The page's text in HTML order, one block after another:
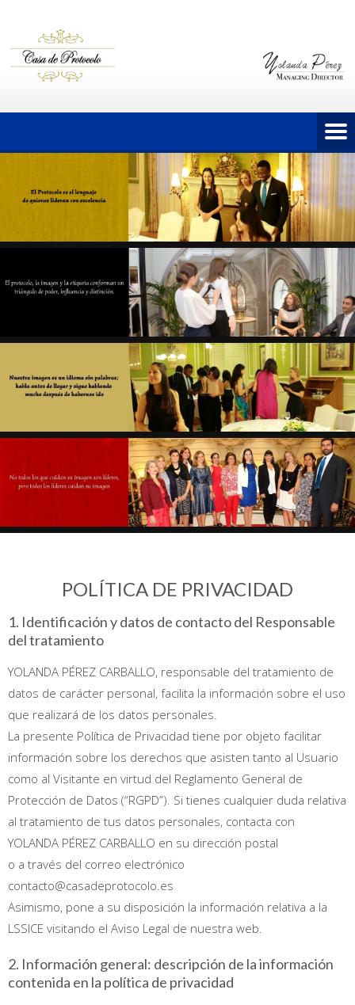
POLÍTICA DE PRIVACIDAD
1. Identificación y datos de contacto del Responsable
del tratamiento
YOLANDA PÉREZ CARBALLO, responsable del tratamiento de
datos de carácter personal, facilita la información sobre el uso
que realizará de los datos personales.
La presente Política de Privacidad tiene por objeto facilitar
información sobre los derechos que asisten tanto al Usuario
como al Visitante en virtud del Reglamento General de
Protección de Datos (“RGPD”). Si tienes cualquier duda relativa
al tratamiento de tus datos personales, contacta con
YOLANDA PÉREZ CARBALLO en su dirección postal
o a través del correo electrónico
contacto@casadeprotocolo.es
Asimismo, pone a su disposición la información relativa a la
LSSICE visitando el Aviso Legal de nuestra web.
2. Información general: descripción de la información
contenida en la política de privacidad